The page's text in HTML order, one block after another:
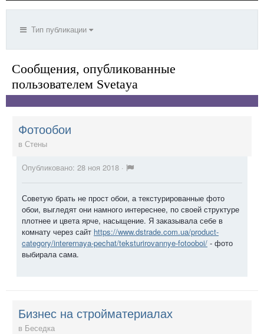
Тип публикации
Сообщения, опубликованные
пользователем Svetaya
Фотообои
в Стены
Опубликовано: 28 ноя 2018 ·
Советую брать не прост обои, а текстурированные фото
обои, выгледят они намного интереснее, по своей структуре
плотнее и цвета ярче, насыщение. Я заказывала себе в
комнату через сайт https://www.dstrade.com.ua/product-
category/interernaya-pechat/teksturirovannye-fotooboi/ - фото
выбирала сама.
Бизнес на стройматериалах
в Беседка